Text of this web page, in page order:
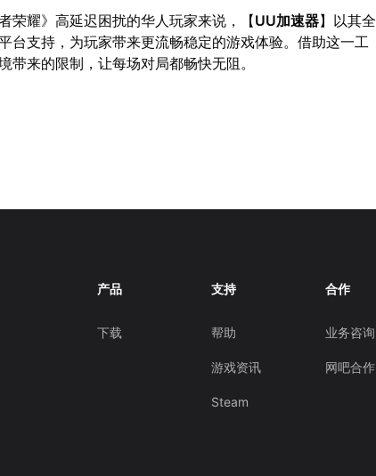
荣耀》高延迟困扰的华人玩家来说，【UU加速器】以其全
台支持，为玩家带来更流畅稳定的游戏体验。借助这一工
带来的限制，让每场对局都畅快无阻。
产品
下载
支持
帮助
游戏资讯
Steam
合作
业务咨询
网吧合作